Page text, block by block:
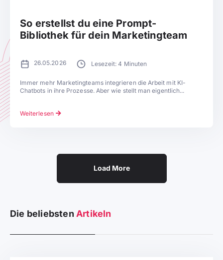
So erstellst du eine Prompt-
Bibliothek für dein Marketingteam
26.05.2026 Lesezeit: 4 Minuten
Immer mehr Marketingteams integrieren die Arbeit mit KI-
Chatbots in ihre Prozesse. Aber wie stellt man eigentlich...
Weiterlesen
Load More
Die beliebsten Artikeln